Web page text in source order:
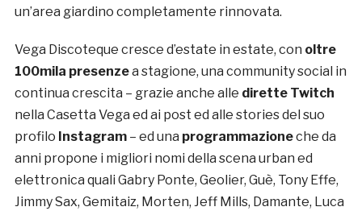
un’area giardino completamente rinnovata.
Vega Discoteque cresce d’estate in estate, con oltre
100mila presenzea stagione, una community social in
continua crescita – grazie anche alle dirette Twitch
nella Casetta Vega ed ai post ed alle stories del suo
profilo Instagram– ed una programmazioneche da
anni propone i migliori nomi della scena urban ed
elettronica quali Gabry Ponte, Geolier, Guè, Tony Effe,
Jimmy Sax, Gemitaiz, Morten, Jeff Mills, Damante, Luca